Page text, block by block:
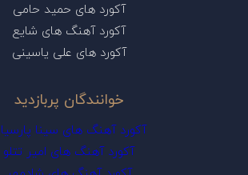
آکورد های حمید حامی
آکورد آهنگ های شایع
آکورد های علی یاسینی
خوانندگان پربازدید
آکورد آهنگ های سینا
آکورد آهنگ های امیر تتلو